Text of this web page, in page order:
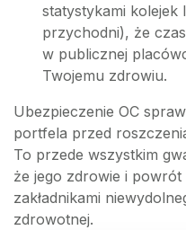
statystykami kolejek
przychodni), że
w publicznej
Twojemu zdrowiu.
Ubezpieczenie OC
portfela przed
To przede wszystkim
że jego zdrowie i
zakładnikami
zdrowotnej.